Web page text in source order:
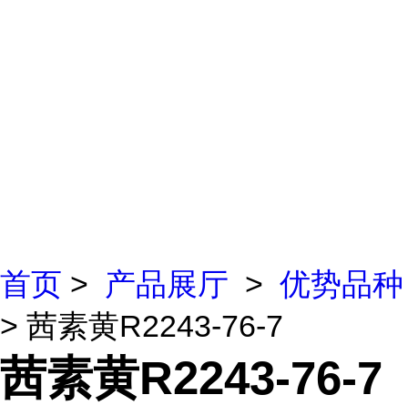
首页 > 产品展厅 > 优势品种
> 茜素黄R2243-76-7
茜素黄R2243-76-7